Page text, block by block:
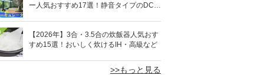
ー人気おすすめ17選！静音タイプのDCモ
【2026年】3合・3.5合の炊飯器人気おす
すめ15選！おいしく炊けるIH・高級など
>>もっと見る